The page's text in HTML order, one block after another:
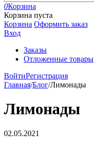
0Корзина
Корзина пуста
Корзина Оформить заказ
Вход
Заказы
Отложенные товары
ВойтиРегистрация
Главная/Блог/Лимонады
Лимонады
02.05.2021